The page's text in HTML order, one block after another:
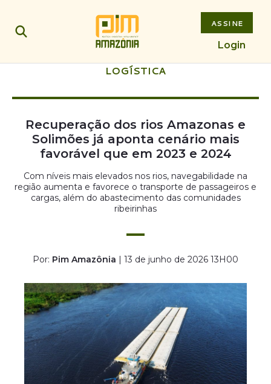
ASSINE
Login
LOGÍSTICA
Recuperação dos rios Amazonas e
Solimões já aponta cenário mais
favorável que em 2023 e 2024
Com níveis mais elevados nos rios, navegabilidade na
região aumenta e favorece o transporte de passageiros e
cargas, além do abastecimento das comunidades
ribeirinhas
Por: Pim Amazônia | 13 de junho de 2026 13H00